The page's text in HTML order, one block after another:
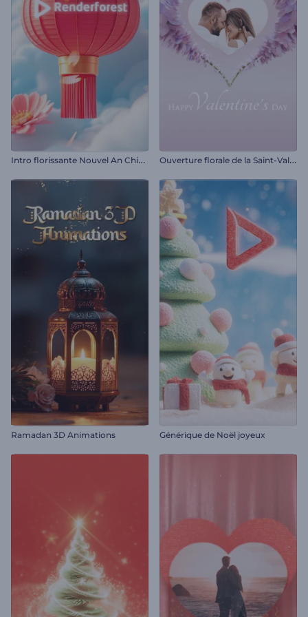
I
ntro florissante Nouvel An Chinois O
uverture florale de la Saint-Valentin
Ramadan 3D Animations Générique de Noël joyeux